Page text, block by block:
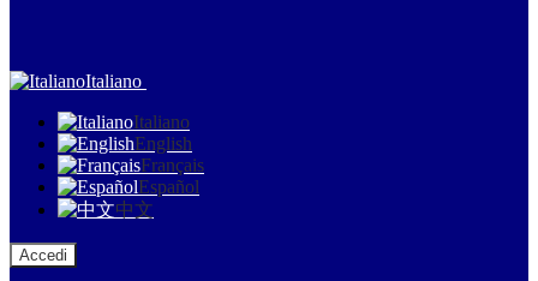
Italiano
Italiano
English
Français
Español
中文
Accedi